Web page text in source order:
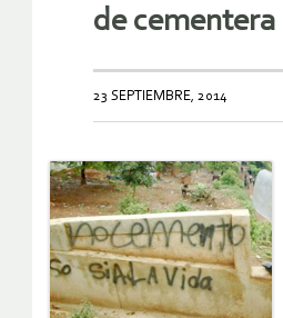
de cementera
23 SEPTIEMBRE, 2014